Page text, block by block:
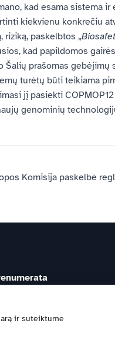
kad esama sistema ir
kiekvienu konkrečiu
paskelbtos „
kad papildomos
prašomas gebėjimų
turėtų būti teikiama
jį pasiekti
genominių
teikimo tikslais pagal mūsų
ir suteiktume